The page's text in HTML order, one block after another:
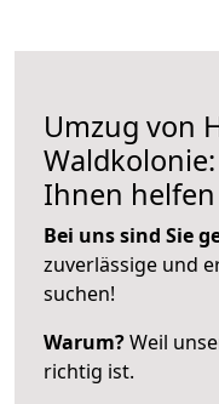
Umzug von
Ihnen
Bei uns sind Sie
zuverlässige und
suchen!
Warum?Weil
richtig ist.